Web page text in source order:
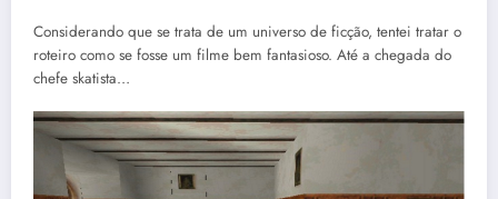
Considerando que se trata de um universo de ficção, tentei tratar o
roteiro como se fosse um filme bem fantasioso. Até a chegada do
chefe skatista…